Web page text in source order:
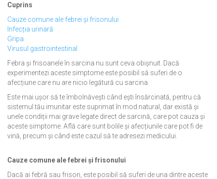
Cuprins
Cauze comune ale febrei și frisonului
Infecția urinară
Gripa
Virusul gastrointestinal
Febra și frisoanele în sarcina nu sunt ceva obișnuit. Dacă
experimentezi aceste simptome este posibil să suferi de o
afecțiune care nu are nicio legătură cu sarcina.
Este mai ușor să te îmbolnăvești când ești însărcinată, pentru că
sistemul tău imunitar este suprimat în mod natural, dar există și
unele condiții mai grave legate direct de sarcină, care pot cauza și
aceste simptome. Află care sunt bolile și afecțiunile care pot fi de
vină, precum și când este cazul să te adresezi medicului.
Cauze comune ale febrei și frisonului
Dacă ai febră sau frison, este posibil să suferi de una dintre aceste